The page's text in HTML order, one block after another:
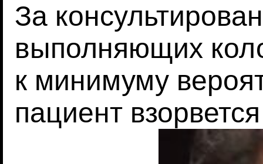
За
выполняющих
к минимуму
пациент взорвется